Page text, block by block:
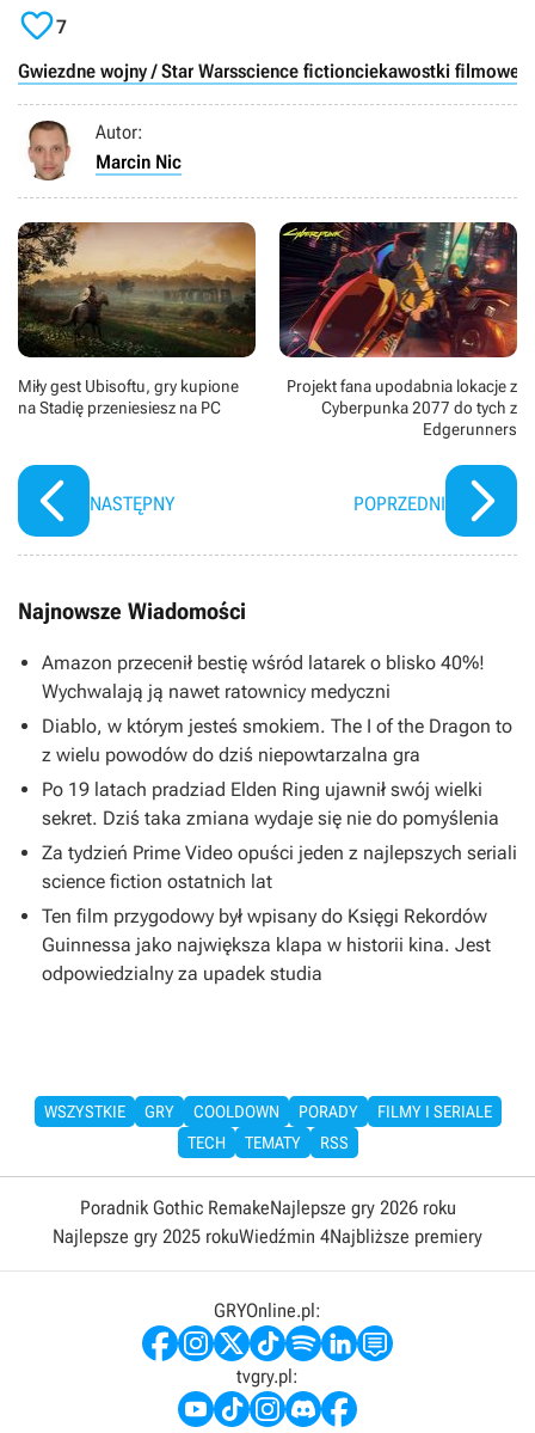
Gwiezdnych wojen został stworzony przez Tony’ego
Gilroya dla serwisu streamingowego Disney+. Za
scenariusz odpowiada Gilroy wraz ze swoim bratem,
Danem oraz Beau Willimonem i Stephenem Schiffem. W
głównej roli powraca Diego Luna, który jest także
producentem wykonawczym. W rolach głównych
występują również Stellan Skarsgĺrd, Forest Whitaker,
Adria Arjona, Fiona Shaw, Denise Gough, Kyle Soller i
Genevieve O’Reilly.
7
Gwiezdne wojny / Star Warsscience fictionciekawostki filmowe
Autor:
Marcin Nic
Miły gest Ubisoftu, gry kupione
na Stadię przeniesiesz na PC
NASTĘPNY
Projekt fana upodabnia lokacje z
Cyberpunka 2077 do tych z
Edgerunners
POPRZEDNI
Najnowsze Wiadomości
Amazon przecenił bestię wśród latarek o blisko 40%!
Wychwalają ją nawet ratownicy medyczni
Diablo, w którym jesteś smokiem. The I of the Dragon to
z wielu powodów do dziś niepowtarzalna gra
Po 19 latach pradziad Elden Ring ujawnił swój wielki
sekret. Dziś taka zmiana wydaje się nie do pomyślenia
Za tydzień Prime Video opuści jeden z najlepszych seriali
science fiction ostatnich lat
Ten film przygodowy był wpisany do Księgi Rekordów
Guinnessa jako największa klapa w historii kina. Jest
odpowiedzialny za upadek studia
WSZYSTKIE GRY COOLDOWN PORADY
FILMY I SERIALE
TECH
TEMATY RSS
Poradnik Gothic RemakeNajlepsze gry 2026 roku
Najlepsze gry 2025 rokuWiedźmin 4Najbliższe premiery
GRYOnline.pl:
tvgry.pl: